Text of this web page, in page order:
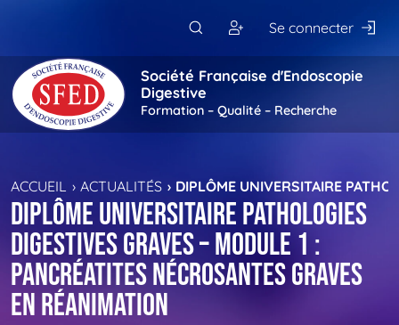
Se connecter
Société Française d'Endoscopie
Digestive
Formation – Qualité – Recherche
ACCUEIL ACTUALITÉS DIPLÔME UNIVERSITAIRE
Diplôme universitaire Pathologies
digestives graves – Module 1 :
Pancréatites nécrosantes graves
en réanimation